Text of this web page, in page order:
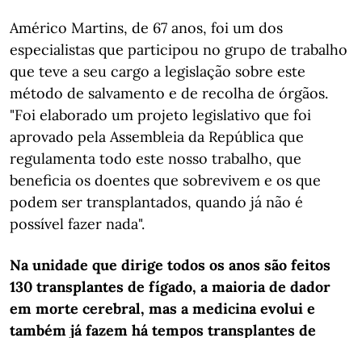
Américo Martins, de 67 anos, foi um dos
especialistas que participou no grupo de trabalho
que teve a seu cargo a legislação sobre este
método de salvamento e de recolha de órgãos.
"Foi elaborado um projeto legislativo que foi
aprovado pela Assembleia da República que
regulamenta todo este nosso trabalho, que
beneficia os doentes que sobrevivem e os que
podem ser transplantados, quando já não é
possível fazer nada".
Na unidade que dirige todos os anos são feitos
130 transplantes de fígado, a maioria de dador
em morte cerebral, mas a medicina evolui e
também já fazem há tempos transplantes de